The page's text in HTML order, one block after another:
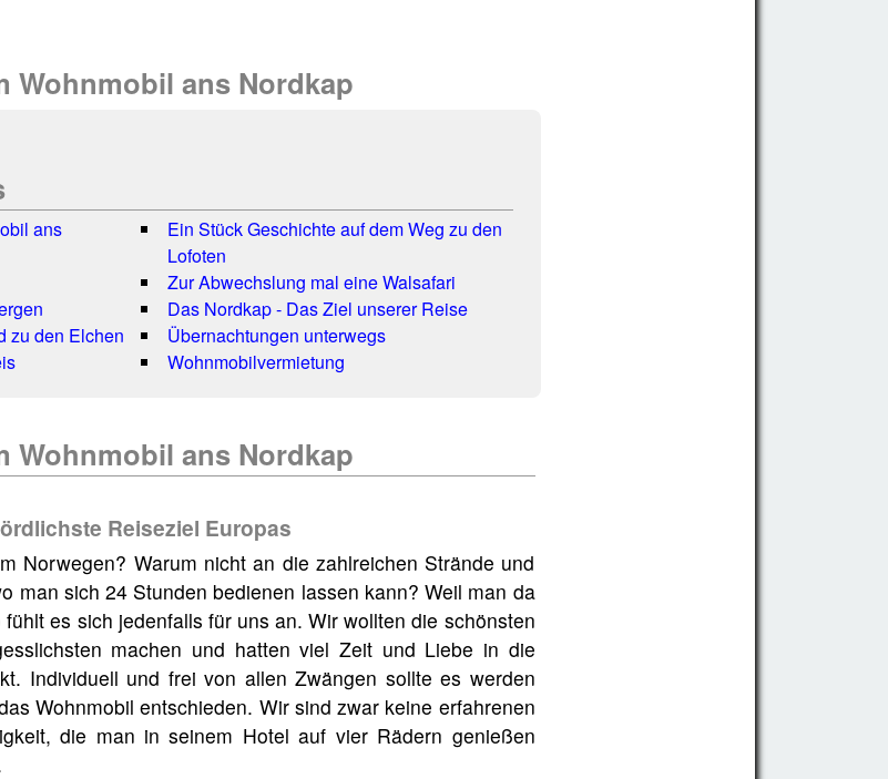
Wohnmobil ans Nordkap
ans
zu den Elchen
Ein Stück Geschichte auf dem Weg zu den
Lofoten
Zur Abwechslung mal eine Walsafari
Das Nordkap - Das Ziel unserer Reise
Übernachtungen unterwegs
Wohnmobilvermietung
Wohnmobil ans Nordkap
Reiseziel Europas
Norwegen? Warum nicht an die zahlreichen Strände und
man sich 24 Stunden bedienen lassen kann? Weil man da
es sich jedenfalls für uns an. Wir wollten die schönsten
machen und hatten viel Zeit und Liebe in die
Individuell und frei von allen Zwängen sollte es werden
Wohnmobil entschieden. Wir sind zwar keine erfahrenen
die man in seinem Hotel auf vier Rädern genießen